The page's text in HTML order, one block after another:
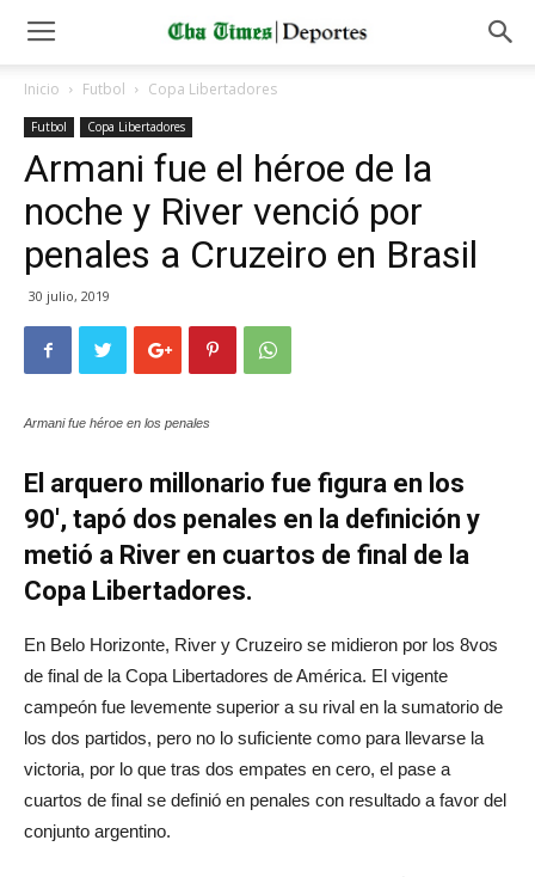
Inicio Futbol Copa Libertadores
Futbol Copa Libertadores
Armani fue el héroe de la
noche y River venció por
penales a Cruzeiro en Brasil
30 julio, 2019
Armani fue héroe en los penales
El arquero millonario fue figura en los
90′, tapó dos penales en la definición y
metió a River en cuartos de final de la
Copa Libertadores.
En Belo Horizonte, River y Cruzeiro se midieron por los 8vos
de final de la Copa Libertadores de América. El vigente
campeón fue levemente superior a su rival en la sumatorio de
los dos partidos, pero no lo suficiente como para llevarse la
victoria, por lo que tras dos empates en cero, el pase a
cuartos de final se definió en penales con resultado a favor del
conjunto argentino.